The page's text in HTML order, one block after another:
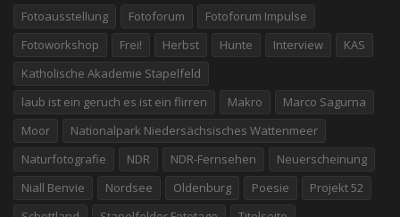
Fotoausstellung
Fotoforum
Fotoforum Impulse
Fotoworkshop
Frei! Herbst Hunte Interview
KAS
Katholische Akademie Stapelfeld
laub ist ein geruch es ist ein flirren
Makro
Marco Sagurna
Moor
Nationalpark Niedersächsisches Wattenmeer
Naturfotografie
NDR NDR-Fernsehen
Neuerscheinung
Niall Benvie
Nordsee Oldenburg Poesie
Projekt 52